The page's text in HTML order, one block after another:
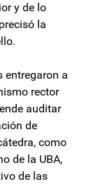
y de lo
la
entregaron a
rector
auditar
de
como
de la UBA,
de las